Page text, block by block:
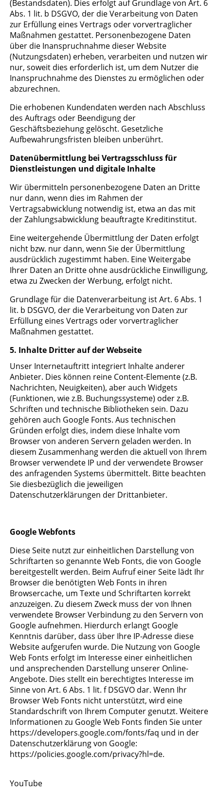
(Bestandsdaten). Dies erfolgt auf Grundlage von Art. 6
Abs. 1 lit. b DSGVO, der die Verarbeitung von Daten
zur Erfüllung eines Vertrags oder vorvertraglicher
Maßnahmen gestattet. Personenbezogene Daten
über die Inanspruchnahme dieser Website
(Nutzungsdaten) erheben, verarbeiten und nutzen wir
nur, soweit dies erforderlich ist, um dem Nutzer die
Inanspruchnahme des Dienstes zu ermöglichen oder
abzurechnen.
Die erhobenen Kundendaten werden nach Abschluss
des Auftrags oder Beendigung der
Geschäftsbeziehung gelöscht. Gesetzliche
Aufbewahrungsfristen bleiben unberührt.
Datenübermittlung bei Vertragsschluss für
Dienstleistungen und digitale Inhalte
Wir übermitteln personenbezogene Daten an Dritte
nur dann, wenn dies im Rahmen der
Vertragsabwicklung notwendig ist, etwa an das mit
der Zahlungsabwicklung beauftragte Kreditinstitut.
Eine weitergehende Übermittlung der Daten erfolgt
nicht bzw. nur dann, wenn Sie der Übermittlung
ausdrücklich zugestimmt haben. Eine Weitergabe
Ihrer Daten an Dritte ohne ausdrückliche Einwilligung,
etwa zu Zwecken der Werbung, erfolgt nicht.
Grundlage für die Datenverarbeitung ist Art. 6 Abs. 1
lit. b DSGVO, der die Verarbeitung von Daten zur
Erfüllung eines Vertrags oder vorvertraglicher
Maßnahmen gestattet.
5. Inhalte Dritter auf der Webseite
Unser Internetauftritt integriert Inhalte anderer
Anbieter. Dies können reine Content-Elemente (z.B.
Nachrichten, Neuigkeiten), aber auch Widgets
(Funktionen, wie z.B. Buchungssysteme) oder z.B.
Schriften und technische Bibliotheken sein. Dazu
gehören auch Google Fonts. Aus technischen
Gründen erfolgt dies, indem diese Inhalte vom
Browser von anderen Servern geladen werden. In
diesem Zusammenhang werden die aktuell von Ihrem
Browser verwendete IP und der verwendete Browser
des anfragenden Systems übermittelt. Bitte beachten
Sie diesbezüglich die jeweiligen
Datenschutzerklärungen der Drittanbieter.
Google Webfonts
Diese Seite nutzt zur einheitlichen Darstellung von
Schriftarten so genannte Web Fonts, die von Google
bereitgestellt werden. Beim Aufruf einer Seite lädt Ihr
Browser die benötigten Web Fonts in ihren
Browsercache, um Texte und Schriftarten korrekt
anzuzeigen. Zu diesem Zweck muss der von Ihnen
verwendete Browser Verbindung zu den Servern von
Google aufnehmen. Hierdurch erlangt Google
Kenntnis darüber, dass über Ihre IP-Adresse diese
Website aufgerufen wurde. Die Nutzung von Google
Web Fonts erfolgt im Interesse einer einheitlichen
und ansprechenden Darstellung unserer Online-
Angebote. Dies stellt ein berechtigtes Interesse im
Sinne von Art. 6 Abs. 1 lit. f DSGVO dar. Wenn Ihr
Browser Web Fonts nicht unterstützt, wird eine
Standardschrift von Ihrem Computer genutzt. Weitere
Informationen zu Google Web Fonts finden Sie unter
https://developers.google.com/fonts/faq und in der
Datenschutzerklärung von Google:
https://policies.google.com/privacy?hl=de.
YouTube